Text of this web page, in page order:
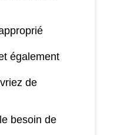
également
de
besoin de